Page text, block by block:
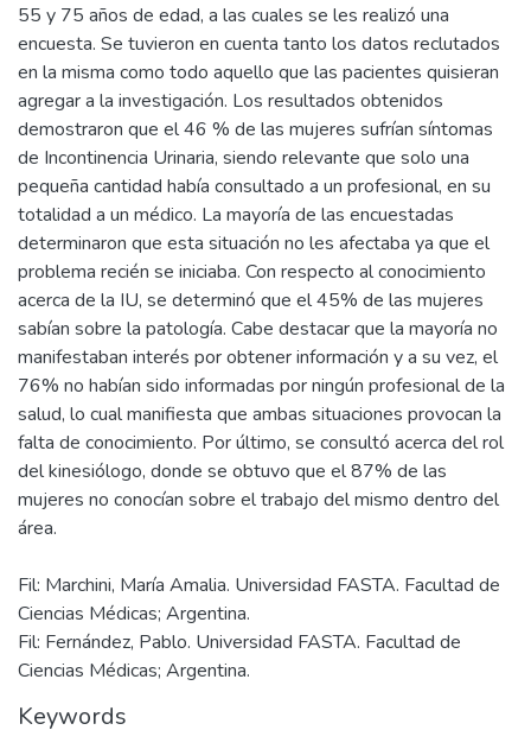
55 y 75 años de edad, a las cuales se les realizó una
encuesta. Se tuvieron en cuenta tanto los datos reclutados
en la misma como todo aquello que las pacientes quisieran
agregar a la investigación. Los resultados obtenidos
demostraron que el 46 % de las mujeres sufrían síntomas
de Incontinencia Urinaria, siendo relevante que solo una
pequeña cantidad había consultado a un profesional, en su
totalidad a un médico. La mayoría de las encuestadas
determinaron que esta situación no les afectaba ya que el
problema recién se iniciaba. Con respecto al conocimiento
acerca de la IU, se determinó que el 45% de las mujeres
sabían sobre la patología. Cabe destacar que la mayoría no
manifestaban interés por obtener información y a su vez, el
76% no habían sido informadas por ningún profesional de la
salud, lo cual manifiesta que ambas situaciones provocan la
falta de conocimiento. Por último, se consultó acerca del rol
del kinesiólogo, donde se obtuvo que el 87% de las
mujeres no conocían sobre el trabajo del mismo dentro del
Fil: Marchini, María Amalia. Universidad FASTA. Facultad de
Ciencias Médicas; Argentina.
Fil: Fernández, Pablo. Universidad FASTA. Facultad de
Ciencias Médicas; Argentina.
Keywords